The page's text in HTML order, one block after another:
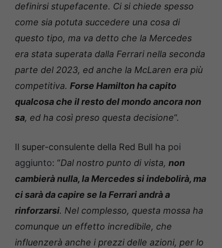
definirsi stupefacente. Ci si chiede spesso
come sia potuta succedere una cosa di
questo tipo, ma va detto che la Mercedes
era stata superata dalla Ferrari nella seconda
parte del 2023, ed anche la McLaren era più
competitiva. Forse Hamilton ha capito
qualcosa che il resto del mondo ancora non
sa, ed ha così preso questa decisione“.
Il super-consulente della Red Bull ha poi
aggiunto: “Dal nostro punto di vista, non
cambierà nulla, la Mercedes si indebolirà, ma
ci sarà da capire se la Ferrari andrà a
rinforzarsi. Nel complesso, questa mossa ha
comunque un effetto incredibile, che
influenzerà anche i prezzi delle azioni, per lo